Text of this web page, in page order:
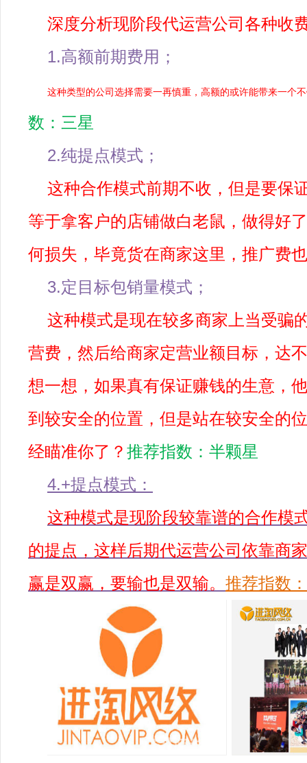
深度分析现阶段代运营公司各种收
1.高额前期费用；
这种类型的公司选择需要一再慎重，高额的或许能带来一个
数：三星
2.纯提点模式；
这种合作模式前期不收，但是要保
等于拿客户的店铺做白老鼠，做得好
何损失，毕竟货在商家这里，推广费
3.定目标包销量模式；
这种模式是现在较多商家上当受骗
营费，然后给商家定营业额目标，达
想一想，如果真有保证赚钱的生意，
到较安全的位置，但是站在较安全的
经瞄准你了？ 推荐指数：半颗星
4.+提点模式：
这种模式是现阶段较靠谱的合作模
的提点，这样后期代运营公司依靠商
赢是双赢，要输也是双输。 推荐指数